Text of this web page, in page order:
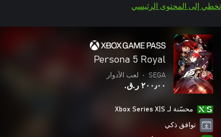
تخطي إلى المحتوى الرئيسي
Persona 5 Royal
SEGA
• لعب الأدوار
٢٠٠٫٠٠ ر.ق.‏
محسّنة لـ Xbox Series X|S
توافق ذكي